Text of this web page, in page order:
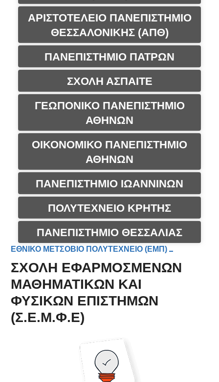
ΑΡΙΣΤΟΤΕΛΕΙΟ ΠΑΝΕΠΙΣΤΗΜΙΟ
ΘΕΣΣΑΛΟΝΙΚΗΣ (ΑΠΘ)
ΠΑΝΕΠΙΣΤΗΜΙΟ ΠΑΤΡΩΝ
ΣΧΟΛΗ ΑΣΠΑΙΤΕ
ΓΕΩΠΟΝΙΚΟ ΠΑΝΕΠΙΣΤΗΜΙΟ
ΑΘΗΝΩΝ
ΟΙΚΟΝΟΜΙΚΟ ΠΑΝΕΠΙΣΤΗΜΙΟ
ΑΘΗΝΩΝ
ΠΑΝΕΠΙΣΤΗΜΙΟ ΙΩΑΝΝΙΝΩΝ
ΠΟΛΥΤΕΧΝΕΙΟ ΚΡΗΤΗΣ
ΠΑΝΕΠΙΣΤΗΜΙΟ ΘΕΣΣΑΛΙΑΣ
ΕΘΝΙΚΟ ΜΕΤΣΟΒΙΟ ΠΟΛΥΤΕΧΝΕΙΟ (ΕΜΠ)
ΣΧΟΛΗ ΕΦΑΡΜΟΣΜΕΝΩΝ
ΜΑΘΗΜΑΤΙΚΩΝ ΚΑΙ
ΦΥΣΙΚΩΝ ΕΠΙΣΤΗΜΩΝ
(Σ.Ε.Μ.Φ.Ε)